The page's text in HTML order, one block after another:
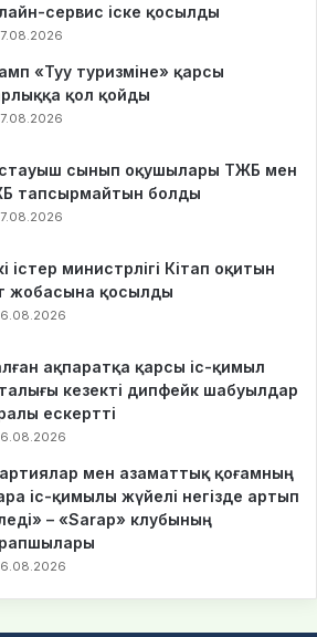
сервис іске қосылды
«Туу туризміне» қарсы
қол қойды
сынып оқушылары ТЖБ мен
тапсырмайтын болды
істер министрлігі Кітап оқитын
жобасына қосылды
ақпаратқа қарсы іс-қимыл
кезекті дипфейк шабуылдар
ескертті
мен азаматтық қоғамның
іс-қимылы жүйелі негізде артып
– «Sarap» клубының